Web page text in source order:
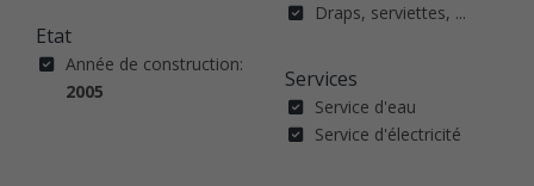
Etat
Année de construction:
2005
Draps, serviettes, ...
Services
Service d'eau
Service d'électricité